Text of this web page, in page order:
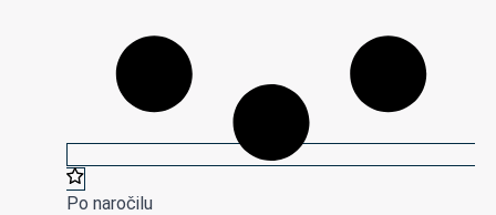
Po naročilu